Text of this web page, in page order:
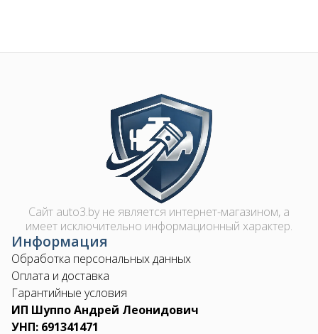
Image
Сайт auto3.by не является интернет-магазином, а
имеет исключительно информационный характер.
Информация
Обработка персональных данных
Оплата и доставка
Гарантийные условия
ИП Шуппо Андрей Леонидович
УНП: 691341471